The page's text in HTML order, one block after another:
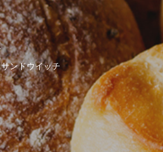
ンドウイッチ